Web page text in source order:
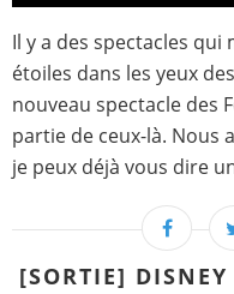
Il y a des spectacles
étoiles dans les yeux
nouveau spectacle des
partie de ceux-là. Nous
je peux déjà vous dire
[SORTIE]